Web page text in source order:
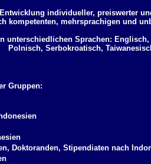
individueller, preiswerter
kompetenten, mehrsprachigen und
unterschiedlichen Sprachen:
Polnisch, Serbokroatisch,
Gruppen:
Doktoranden, Stipendiaten nach